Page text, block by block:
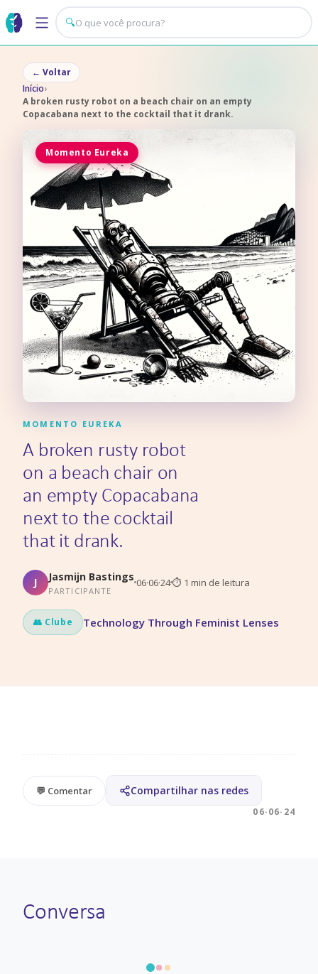
🔍
← Voltar
Início›
A broken rusty robot on a beach chair on an empty
Copacabana next to the cocktail that it drank.
Momento Eureka
MOMENTO EUREKA
A broken rusty robot
on a beach chair on
an empty Copacabana
next to the cocktail
that it drank.
J Jasmijn Bastings
PARTICIPANTE
06·06·24⏱ 1 min de leitura
👥 Clube Technology Through Feminist Lenses
💬 Comentar Compartilhar nas redes
06·06·24
Conversa